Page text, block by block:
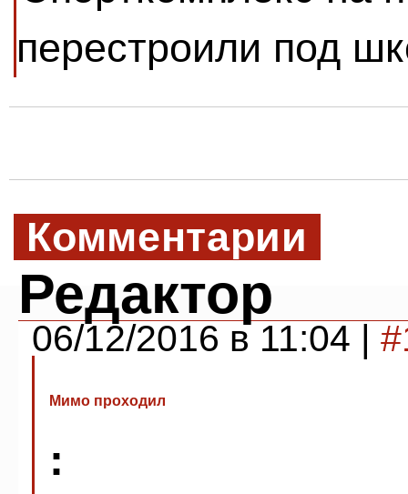
перестроили под
Комментарии
Редактор
06/12/2016 в 11:04 |
Мимо проходил
: